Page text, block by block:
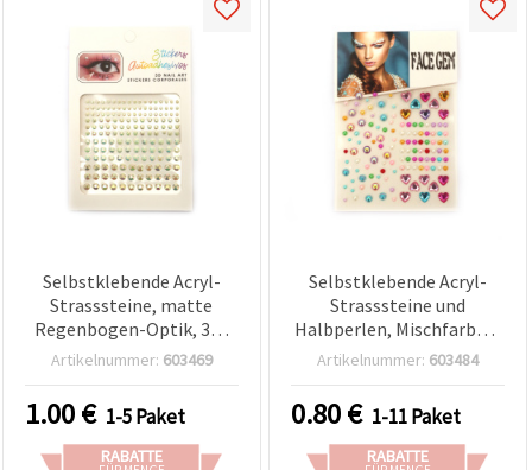
Selbstklebende Acryl-
Strasssteine, matte
Regenbogen-Optik, 3–6
mm, 165 Stück, Mix
Artikelnummer: 603469
1.00€ 1-5 Paket
RABATTE
Selbstklebende Acryl-
Strasssteine und
Halbperlen, Mischfarben,
124 Stück
Artikelnummer: 603484
0.80€ 1-11 Paket
RABATTE